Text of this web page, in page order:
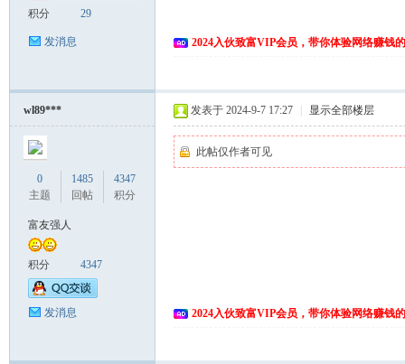
积分 29
发消息 2024入伙致富VIP会员，带你体验网络赚钱
wl89***
0
主题
1485
回帖
4347
积分
富友强人
积分 4347
发消息
发表于 2024-9-7 17:27 显示全部楼层
此帖仅作者可见
2024入伙致富VIP会员，带你体验网络赚钱